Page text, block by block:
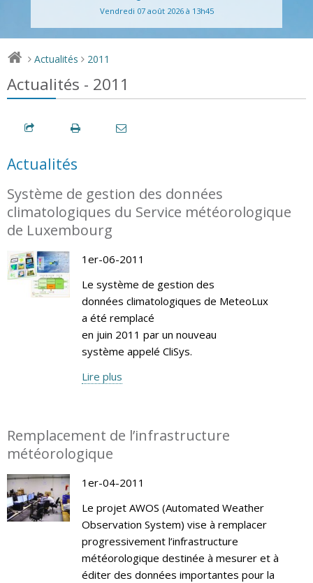
Vendredi 07 août 2026 à 13h45
> Actualités > 2011
Actualités - 2011
Actualités
Système de gestion des données
climatologiques du Service météorologique
de Luxembourg
1er-06-2011
Le système de gestion des
données climatologiques de MeteoLux
a été remplacé
en juin 2011 par un nouveau
système appelé CliSys.
Lire plus
Remplacement de l’infrastructure
météorologique
1er-04-2011
Le projet AWOS (Automated Weather
Observation System) vise à remplacer
progressivement l’infrastructure
météorologique destinée à mesurer et à
éditer des données importantes pour la